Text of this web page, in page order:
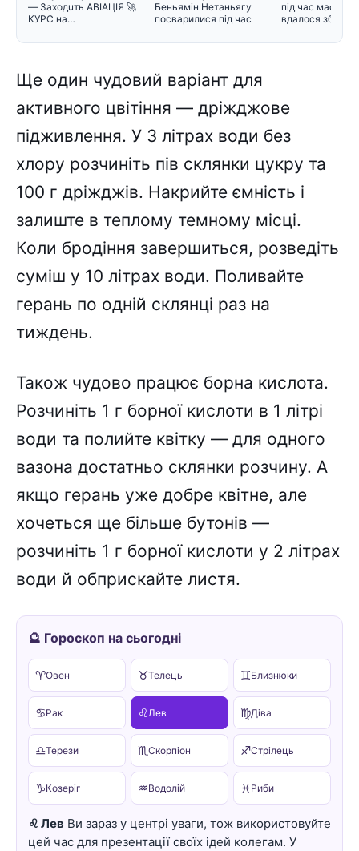
— Зaxoдuть ABIAЦIЯ 🚀
KУPC нa…
Беньямін Нетаньягу
посварилися під час
під час
вдалося збити
Ще один чудовий варіант для
активного цвітіння — дріжджове
підживлення. У 3 літрах води без
хлору розчиніть пів склянки цукру та
100 г дріжджів. Накрийте ємність і
залиште в теплому темному місці.
Коли бродіння завершиться, розведіть
суміш у 10 літрах води. Поливайте
герань по одній склянці раз на
тиждень.
Також чудово працює борна кислота.
Розчиніть 1 г борної кислоти в 1 літрі
води та полийте квітку — для одного
вазона достатньо склянки розчину. А
якщо герань уже добре квітне, але
хочеться ще більше бутонів —
розчиніть 1 г борної кислоти у 2 літрах
води й обприскайте листя.
🔮 Гороскоп на сьогодні
♈Овен ♉Телець ♊Близнюки
♋Рак ♌ Лев ♍Діва
♎Терези ♏Скорпіон ♐Стрілець
♑Козеріг ♒Водолій ♓ Риби
♌ Лев Ви зараз у центрі уваги, тож використовуйте
цей час для презентації своїх ідей колегам. У